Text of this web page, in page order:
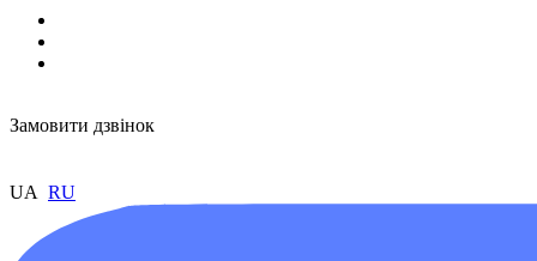
Замовити дзвінок
UA RU